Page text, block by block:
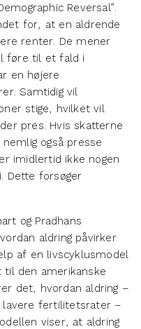
Reversal”.
for, at en aldrende
renter. De mener
føre til et fald i
en højere
Samtidig vil
stige, hvilket vil
pres. Hvis skatterne
også presse
imidlertid ikke nogen
Dette forsøger
og Pradhans
aldring påvirker
af en livscyklusmodel
den amerikanske
det, hvordan aldring –
fertilitetsrater –
viser, at aldring